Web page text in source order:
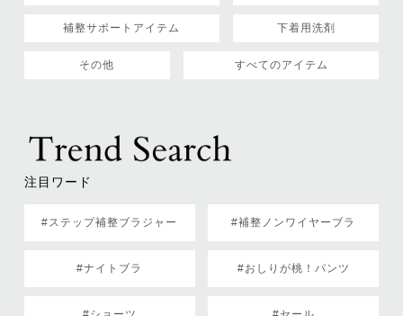
補整サポートアイテム 下着用洗剤
その他 すべてのアイテム
注目ワード
#ステップ補整ブラジャー #補整ノンワイヤーブラ
#ナイトブラ #おしりが桃！パンツ